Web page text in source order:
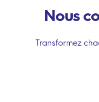
Nous
Transformez